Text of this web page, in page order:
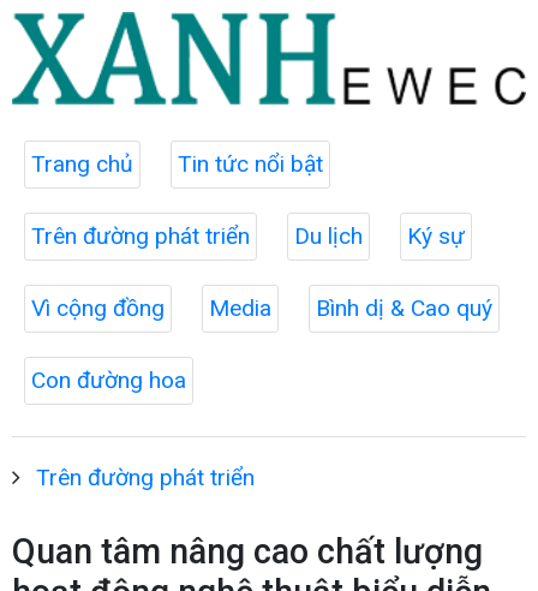
Trang chủ Tin tức nổi bật
Trên đường phát triển Du lịch Ký sự
Vì cộng đồng Media Bình dị & Cao quý
Con đường hoa
Trên đường phát triển
Quan tâm nâng cao chất lượng